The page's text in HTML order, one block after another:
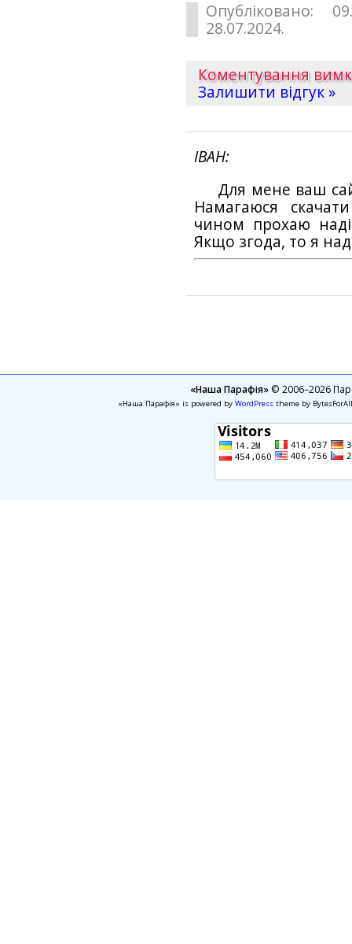
Опубліковано:
28.07.2024.
Коментування
Залишити відгук »
ІВАН
Для мене ваш
Намагаюся
чином прохаю
Якщо згода, то я
«Наша Парафія»© 2006–2026
«Наша Парафія» is powered by WordPresstheme by